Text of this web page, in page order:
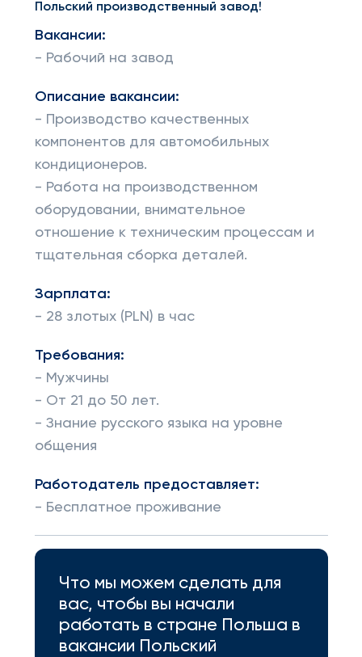
Польский производственный завод!
Вакансии:
- Рабочий на завод
Описание вакансии:
- Производство качественных
компонентов для автомобильных
кондиционеров.
- Работа на производственном
оборудовании, внимательное
отношение к техническим процессам и
тщательная сборка деталей.
Зарплата:
- 28 злотых (PLN) в час
Требования:
- Мужчины
- От 21 до 50 лет.
- Знание русского языка на уровне
общения
Работодатель предоставляет:
- Бесплатное проживание
Что мы можем сделать для
вас, чтобы вы начали
работать в стране Польша в
вакансии Польский